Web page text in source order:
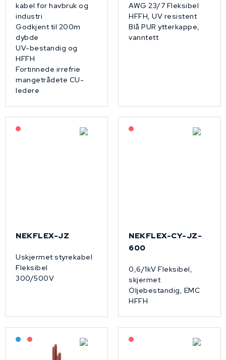
kabel for havbruk og
industri
Godkjent til 200m
dybde
UV-bestandig og
HFFH
Fortinnede irrefrie
mangetrådete CU-
ledere
AWG 23/7 Fleksibel
HFFH, UV resistent
Blå PUR ytterkappe,
vanntett
NEKFLEX-JZ
Uskjermet styrekabel
Fleksibel
300/500V
NEKFLEX-CY-JZ-
600
0,6/1kV Fleksibel,
skjermet
Oljebestandig, EMC
HFFH
Bestilling: 2-3 uker
På forespørsel